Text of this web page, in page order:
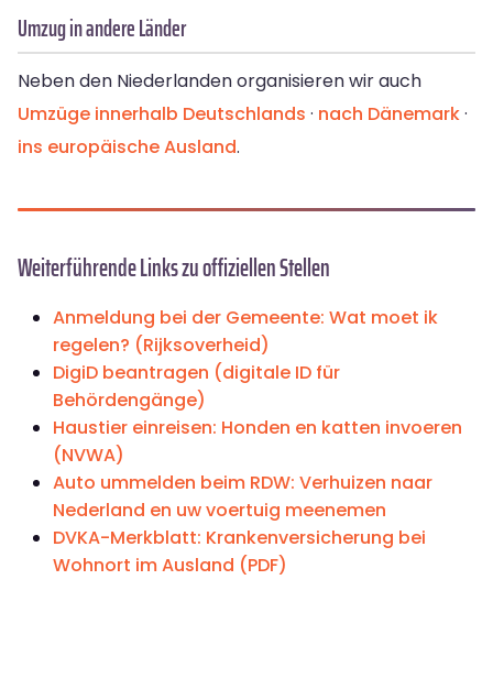
Umzug in andere Länder
Neben den Niederlanden organisieren wir auch
Umzüge innerhalb Deutschlands · nach Dänemark·
ins europäische Ausland.
Weiterführende Links zu offiziellen Stellen
Anmeldung bei der Gemeente: Wat moet ik
regelen? (Rijksoverheid)
DigiD beantragen (digitale ID für
Behördengänge)
Haustier einreisen: Honden en katten invoeren
(NVWA)
Auto ummelden beim RDW: Verhuizen naar
Nederland en uw voertuig meenemen
DVKA-Merkblatt: Krankenversicherung bei
Wohnort im Ausland (PDF)